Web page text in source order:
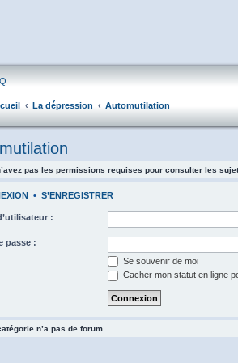
La dépression Automutilation
pas les permissions requises pour consulter les
• S’ENREGISTRER
:
passe :
Se souvenir de moi
Cacher mon statut en ligne
n’a pas de forum.